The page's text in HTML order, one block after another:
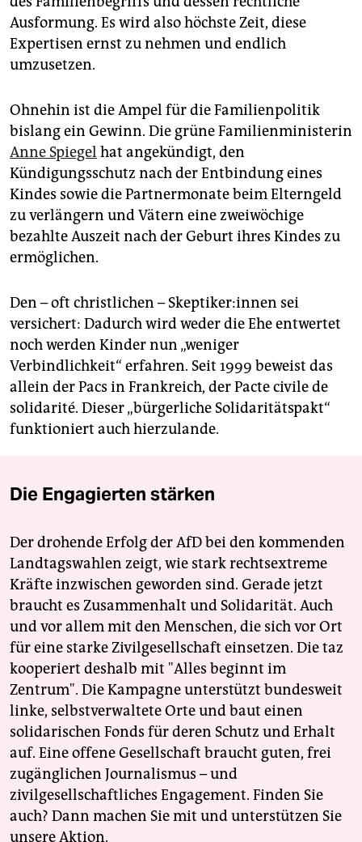
Ausformung. Es wird also höchste Zeit, diese
Expertisen ernst zu nehmen und endlich
umzusetzen.
Ohnehin ist die Ampel für die Familienpolitik
bislang ein Gewinn. Die grüne Familienministerin
Anne Spiegel hat angekündigt, den
Kündigungsschutz nach der Entbindung eines
Kindes sowie die Partnermonate beim Elterngeld
zu verlängern und Vätern eine zweiwöchige
bezahlte Auszeit nach der Geburt ihres Kindes zu
ermöglichen.
Den – oft christlichen – Skep­ti­ke­r:in­nen sei
versichert: Dadurch wird weder die Ehe entwertet
noch werden Kinder nun „weniger
Verbindlichkeit“ erfahren. Seit 1999 beweist das
allein der Pacs in Frankreich, der Pacte civile de
solidarité. Dieser „bürgerliche Solidaritätspakt“
funktioniert auch hierzulande.
Die Engagierten stärken
Der drohende Erfolg der AfD bei den kommenden
Landtagswahlen zeigt, wie stark rechtsextreme
Kräfte inzwischen geworden sind. Gerade jetzt
braucht es Zusammenhalt und Solidarität. Auch
und vor allem mit den Menschen, die sich vor Ort
für eine starke Zivilgesellschaft einsetzen. Die taz
kooperiert deshalb mit "Alles beginnt im
Zentrum". Die Kampagne unterstützt bundesweit
linke, selbstverwaltete Orte und baut einen
solidarischen Fonds für deren Schutz und Erhalt
auf. Eine offene Gesellschaft braucht guten, frei
zugänglichen Journalismus – und
zivilgesellschaftliches Engagement. Finden Sie
auch? Dann machen Sie mit und unterstützen Sie
unsere Aktion.